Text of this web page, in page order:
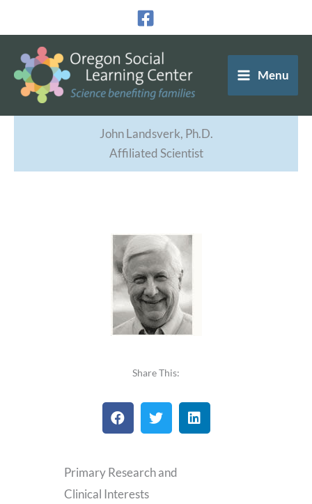
contenido
Menu
John Landsverk, Ph.D.
Affiliated Scientist
Share This:
Primary Research and
Clinical Interests